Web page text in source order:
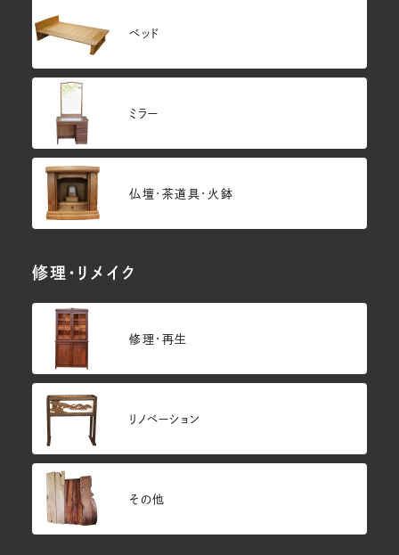
ベッド
ミラー
仏壇･茶道具・火鉢
修理・リメイク
修理・再生
リノベーション
その他